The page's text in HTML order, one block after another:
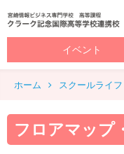
イベント
ホーム スクールライフ
フロアマップ